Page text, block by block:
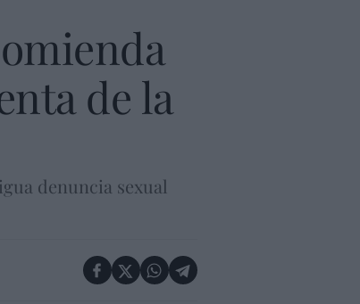
de la
denuncia sexual